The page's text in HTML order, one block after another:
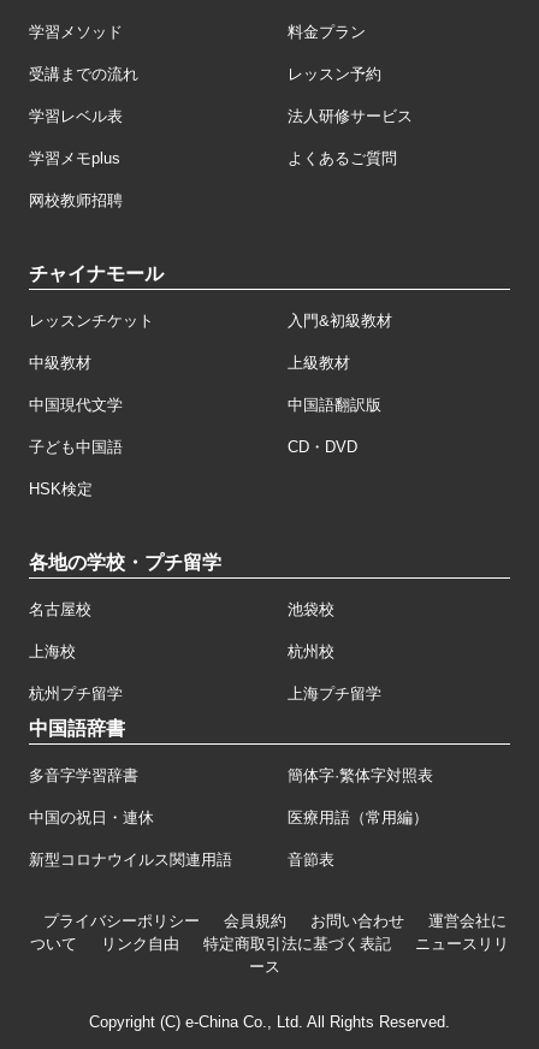
学習メソッド 料金プラン
受講までの流れ レッスン予約
学習レベル表 法人研修サービス
学習メモplus よくあるご質問
网校教师招聘
チャイナモール
レッスンチケット 入門&初級教材
中級教材 上級教材
中国現代文学 中国語翻訳版
子ども中国語 CD・DVD
HSK検定
各地の学校・プチ留学
名古屋校 池袋校
上海校 杭州校
杭州プチ留学 上海プチ留学
中国語辞書
多音字学習辞書 簡体字·繁体字対照表
中国の祝日・連休 医療用語（常用編）
新型コロナウイルス関連用語 音節表
プライバシーポリシー 会員規約 お問い合わせ
運営会社に
ついて
リンク自由 特定商取引法に基づく表記
ニュースリリ
ース
Copyright (C) e-China Co., Ltd. All Rights Reserved.